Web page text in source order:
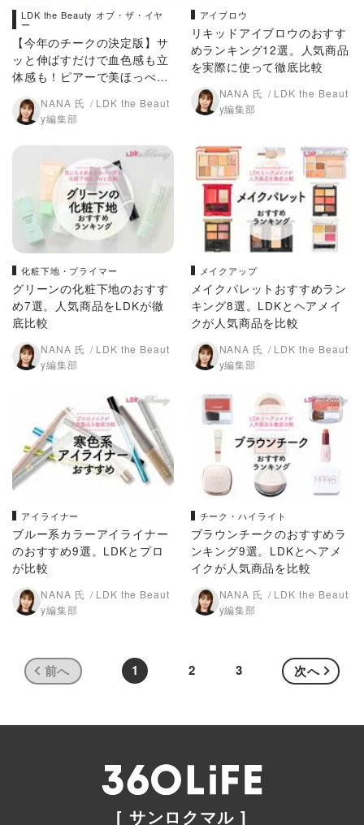
LDK the Beauty オブ・ザ・イヤ
ー
【今年のチークの決定版】サ
ッと伸ばすだけで血色感も立
体感も！ピアーで美ほっぺに
【LDKベスコス2025】
NANA 氏
LDK the Beaut
y編集部
アイブロウ
リキッドアイブロウのおすす
めランキング12選。人気商品
を実際に使って徹底比較
NANA 氏
LDK the Beaut
y編集部
化粧下地・プライマー
グリーンの化粧下地のおすす
め7選。人気商品をLDKが徹
底比較
NANA 氏
LDK the Beaut
y編集部
メイクアップ
メイクパレットおすすめラン
キング8選。LDKとヘアメイ
クが人気商品を比較
NANA 氏
LDK the Beaut
y編集部
アイライナー
ブルー系カラーアイライナー
のおすすめ9選。LDKとプロ
が比較
NANA 氏
LDK the Beaut
y編集部
チーク・ハイライト
ブラウンチークのおすすめラ
ンキング9選。LDKとヘアメ
イクが人気商品を比較
NANA 氏
LDK the Beaut
y編集部
前へ 1 2 3 次へ
[ サンロクマル ]